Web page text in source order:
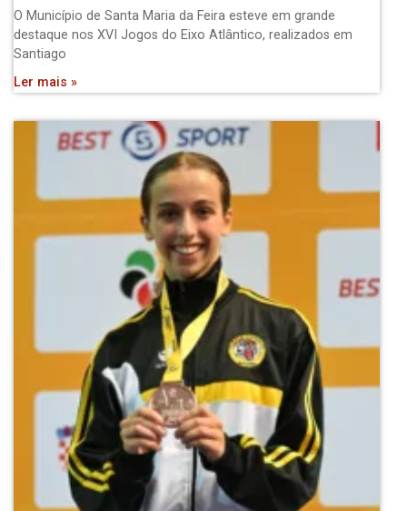
O Município de Santa Maria da Feira esteve em grande
destaque nos XVI Jogos do Eixo Atlântico, realizados em
Santiago
Ler mais »